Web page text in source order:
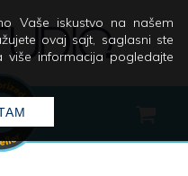
Vaše iskustvo na našem
ovaj sajt, saglasni ste
više informacija pogledajte